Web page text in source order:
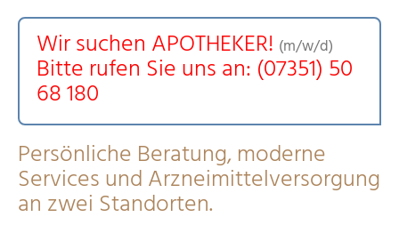
Wir suchen APOTHEKER! (m/w/d)
Bitte rufen Sie uns an: (07351) 50
68 180
Persönliche Beratung, moderne
Services und Arzneimittelversorgung
an zwei Standorten.